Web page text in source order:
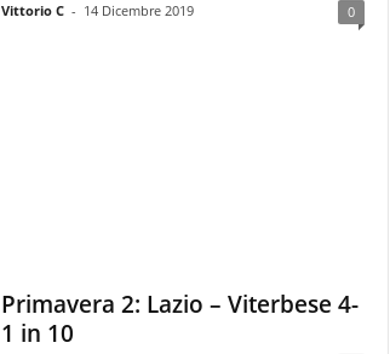
Vittorio C - 14 Dicembre 2019 0
Primavera 2: Lazio – Viterbese 4-
1 in 10